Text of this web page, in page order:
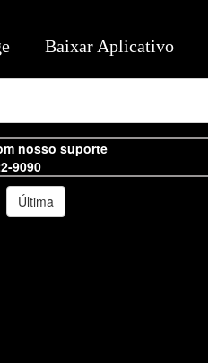
nosso suporte
9090
Última
Baixar Aplicativo